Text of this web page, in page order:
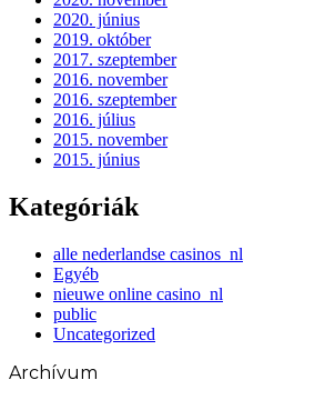
2020. június
2019. október
2017. szeptember
2016. november
2016. szeptember
2016. július
2015. november
2015. június
Kategóriák
alle nederlandse casinos_nl
Egyéb
nieuwe online casino_nl
public
Uncategorized
Archívum